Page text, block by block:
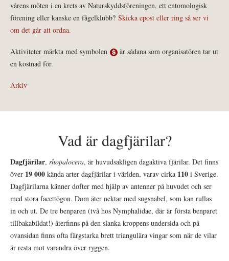
vårens möten i en krets av Naturskyddsföreningen, ett entomologisk
förening eller kanske en fågelklubb? Skicka epost eller ring så ser vi
om det går att ordna.
Aktiviteter märkta med symbolen
är sådana som organisatören tar ut
en kostnad för.
Arkiv
Vad är dagfjärilar?
Dagfjärilar, rhopalocera, är huvudsakligen dagaktiva fjärilar. Det finns
över 19 000 kända arter dagfjärilar i världen, varav cirka 110 i Sverige.
Dagfjärilarna känner dofter med hjälp av antenner på huvudet och ser
med stora facettögon. Dom äter nektar med sugsnabel, som kan rullas
in och ut. De tre benparen (två hos Nymphalidae, där är första benparet
tillbakabildat!) återfinns på den slanka kroppens undersida och på
ovansidan finns ofta färgstarka brett triangulära vingar som när de vilar
är resta mot varandra över ryggen.